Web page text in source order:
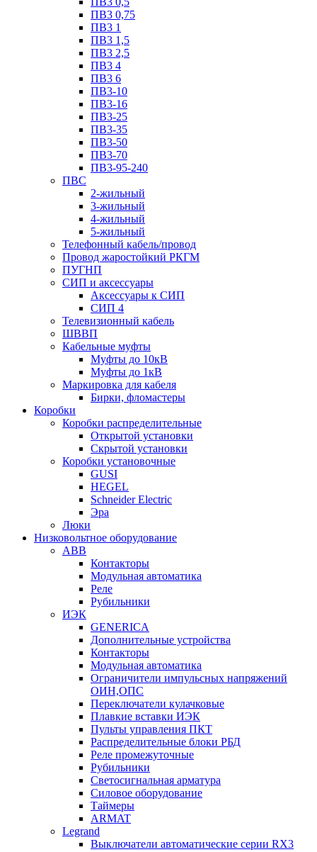
ПВ3 0,75
ПВ3 1
ПВ3 1,5
ПВ3 2,5
ПВ3 4
ПВ3 6
ПВ3-10
ПВ3-16
ПВ3-25
ПВ3-35
ПВ3-50
ПВ3-70
ПВ3-95-240
ПВС
2-жильный
3-жильный
4-жильный
5-жильный
Телефонный кабель/провод
Провод жаростойкий РКГМ
ПУГНП
СИП и аксессуары
Аксессуары к СИП
СИП 4
Телевизионный кабель
ШВВП
Кабельные муфты
Муфты до 10кВ
Муфты до 1кВ
Маркировка для кабеля
Бирки, фломастеры
Коробки
Коробки распределительные
Открытой установки
Скрытой установки
Коробки установочные
GUSI
HEGEL
Schneider Electric
Эра
Люки
Низковольтное оборудование
ABB
Контакторы
Модульная автоматика
Реле
Рубильники
ИЭК
GENERICA
Дополнительные устройства
Контакторы
Модульная автоматика
Ограничители импульсных напряжений
ОИН,ОПС
Переключатели кулачковые
Плавкие вставки ИЭК
Пульты управления ПКТ
Распределительные блоки РБД
Реле промежуточные
Рубильники
Светосигнальная арматура
Силовое оборудование
Таймеры
ARMAT
Legrand
Выключатели автоматические серии RX3